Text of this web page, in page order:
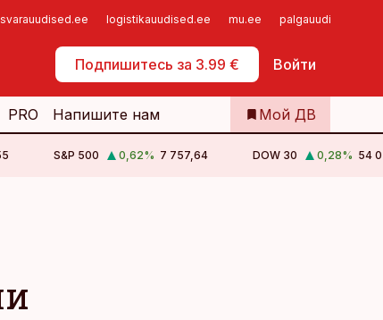
logistikauudised.ee mu.ee palgauudised.ee
Подпишитесь за 3.99 € Войти
Самообслуживание
PRO Напишите нам Мой ДВ
S&P 500 0,62% 7 757,64 DOW 30 0,28% 54